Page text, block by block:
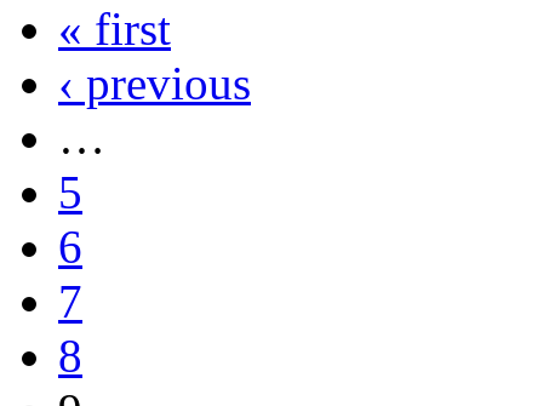
« first
‹ previous
…
5
6
7
8